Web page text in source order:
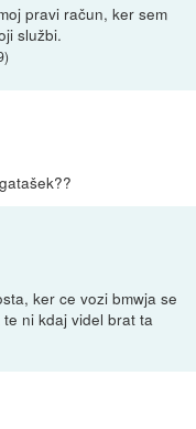
pravi račun, ker sem
službi.
)
ker ce vozi bmwja se
ni kdaj videl brat ta